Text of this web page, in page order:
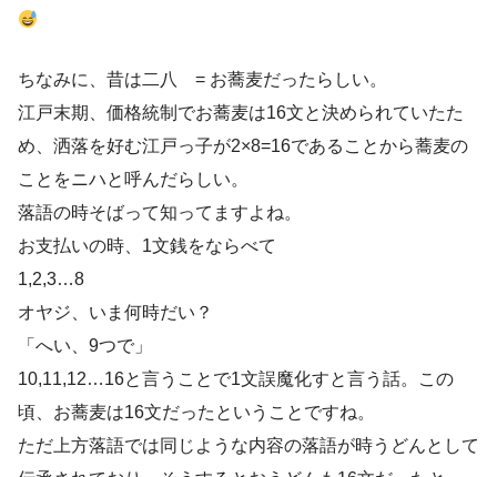
ちなみに、昔は二八 = お蕎麦だったらしい。
江戸末期、価格統制でお蕎麦は16文と決められていたた
め、洒落を好む江戸っ子が2×8=16であることから蕎麦の
ことをニハと呼んだらしい。
落語の時そばって知ってますよね。
お支払いの時、1文銭をならべて
1,2,3…8
オヤジ、いま何時だい？
「へい、9つで」
10,11,12…16と言うことで1文誤魔化すと言う話。この
頃、お蕎麦は16文だったということですね。
ただ上方落語では同じような内容の落語が時うどんとして